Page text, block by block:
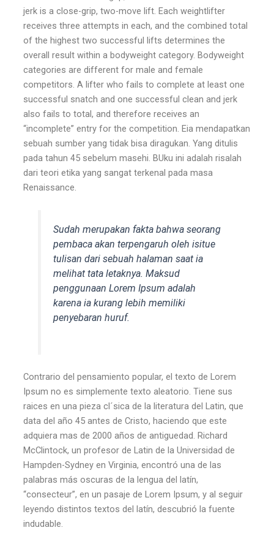
jerk is a close-grip, two-move lift. Each weightlifter
receives three attempts in each, and the combined total
of the highest two successful lifts determines the
overall result within a bodyweight category. Bodyweight
categories are different for male and female
competitors. A lifter who fails to complete at least one
successful snatch and one successful clean and jerk
also fails to total, and therefore receives an
“incomplete” entry for the competition. Eia mendapatkan
sebuah sumber yang tidak bisa diragukan. Yang ditulis
pada tahun 45 sebelum masehi. BUku ini adalah risalah
dari teori etika yang sangat terkenal pada masa
Renaissance.
Sudah merupakan fakta bahwa seorang
pembaca akan terpengaruh oleh isitue
tulisan dari sebuah halaman saat ia
melihat tata letaknya. Maksud
penggunaan Lorem Ipsum adalah
karena ia kurang lebih memiliki
penyebaran huruf.
Contrario del pensamiento popular, el texto de Lorem
Ipsum no es simplemente texto aleatorio. Tiene sus
raices en una pieza cl´sica de la literatura del Latin, que
data del año 45 antes de Cristo, haciendo que este
adquiera mas de 2000 años de antiguedad. Richard
McClintock, un profesor de Latin de la Universidad de
Hampden-Sydney en Virginia, encontró una de las
palabras más oscuras de la lengua del latín,
“consecteur”, en un pasaje de Lorem Ipsum, y al seguir
leyendo distintos textos del latín, descubrió la fuente
indudable.